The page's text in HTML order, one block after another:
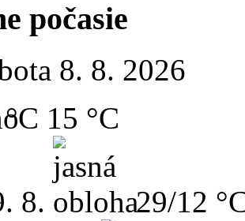
počasie
8. 8. 2026
15 °C
8.
29/12